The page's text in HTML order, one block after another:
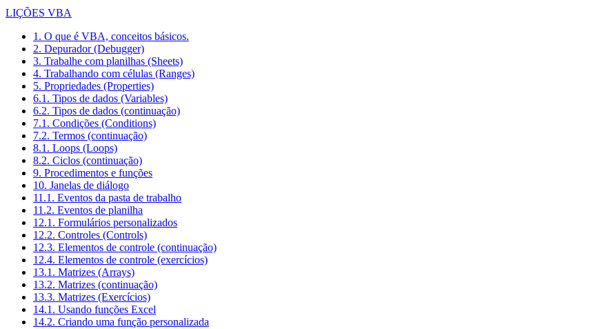
LIÇÕES VBA
1. O que é VBA, conceitos básicos.
2. Depurador (Debugger)
3. Trabalhe com planilhas (Sheets)
4. Trabalhando com células (Ranges)
5. Propriedades (Properties)
6.1. Tipos de dados (Variables)
6.2. Tipos de dados (continuação)
7.1. Condições (Conditions)
7.2. Termos (continuação)
8.1. Loops (Loops)
8.2. Ciclos (continuação)
9. Procedimentos e funções
10. Janelas de diálogo
11.1. Eventos da pasta de trabalho
11.2. Eventos de planilha
12.1. Formulários personalizados
12.2. Controles (Controls)
12.3. Elementos de controle (continuação)
12.4. Elementos de controle (exercícios)
13.1. Matrizes (Arrays)
13.2. Matrizes (continuação)
13.3. Matrizes (Exercícios)
14.1. Usando funções Excel
14.2. Criando uma função personalizada